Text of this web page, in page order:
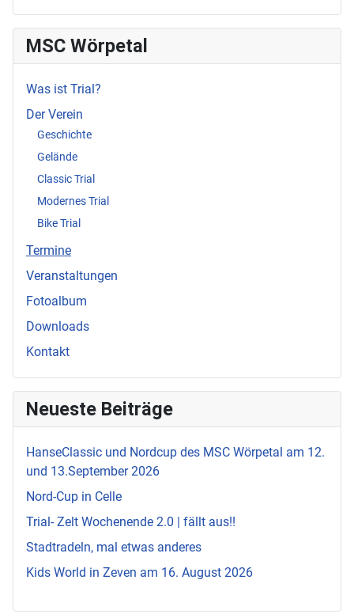
MSC Wörpetal
Was ist Trial?
Der Verein
Geschichte
Gelände
Classic Trial
Modernes Trial
Bike Trial
Termine
Veranstaltungen
Fotoalbum
Downloads
Kontakt
Neueste Beiträge
HanseClassic und Nordcup des MSC Wörpetal am 12.
und 13.September 2026
Nord-Cup in Celle
Trial- Zelt Wochenende 2.0 | fällt aus!!
Stadtradeln, mal etwas anderes
Kids World in Zeven am 16. August 2026